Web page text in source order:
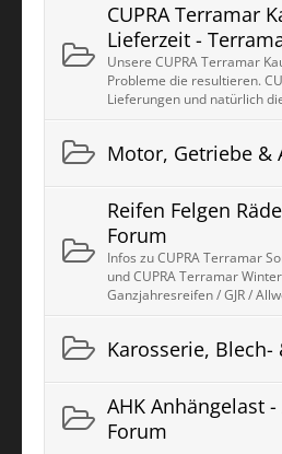
CUPRA Terramar
Lieferzeit -
Unsere CUPRA Terramar
Probleme die resultieren.
Lieferungen und natürlich
Motor, Getriebe &
Reifen Felgen
Forum
Infos zu CUPRA Terramar
und CUPRA Terramar
Ganzjahresreifen / GJR /
Karosserie,
AHK Anhängelast
Forum